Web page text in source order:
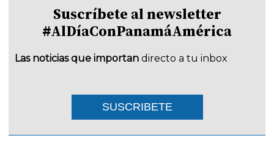
Suscríbete al newsletter
#AlDíaConPanamáAmérica
Las noticias que importan directo a tu inbox
SUSCRIBETE